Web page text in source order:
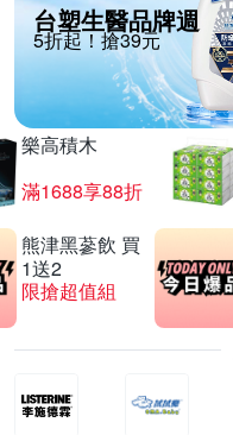
台塑生醫品牌週
5折起！搶39元
樂高積木
滿1688享88折
熊津黑蔘飲 買
1送2
限搶超值組